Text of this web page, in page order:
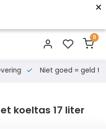
×
0
Niet goed = geld
koeltas 17 liter